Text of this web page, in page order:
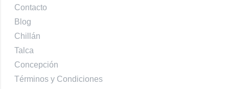
Contacto
Blog
Chillán
Talca
Concepción
Términos y Condiciones